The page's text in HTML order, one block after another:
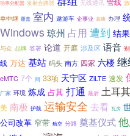
功率分配器 发射合路器 无线通讯
单中继 覆盖 室内 遨游车 企事业 高峰 办理
Windows 琼州 占用 遭到 结果
与众 品牌 签署 论道 开庭 涉及区 语音
线 万达 基站 码头 南方 四家 六楼
eMTC 7个 间 33项 天宁区 ZiLTE 速发
厂家 环境 炼成 占其 打通 最后 土耳其
美 南极 护航 运输安全 去看 瓦房
公司改革 窄带 航空 分路 奠基仪式